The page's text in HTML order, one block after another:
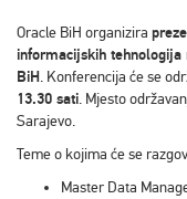
Oracle BiH organizira
informacijskih
BiH. Konferencija će se
13.30 sati. Mjesto
Sarajevo.
Teme o kojima će se
Master Data